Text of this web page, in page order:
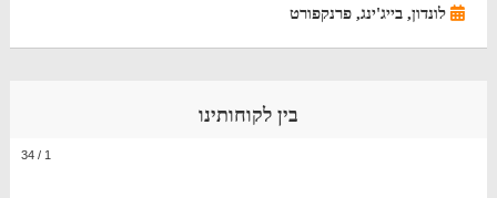
לונדון, בייג'ינג, פרנקפורט
בין לקוחותינו
1
/
34